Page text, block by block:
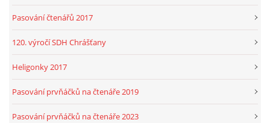
Pasování čtenářů 2017
120. výročí SDH Chrášťany
Heligonky 2017
Pasování prvňáčků na čtenáře 2019
Pasování prvňáčků na čtenáře 2023